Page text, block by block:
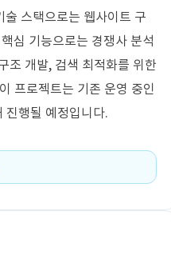
스택으로는 웹사이트 구
심 기능으로는 경쟁사 분석
조 개발, 검색 최적화를 위한
프로젝트는 기존 운영 중인
진행될 예정입니다.